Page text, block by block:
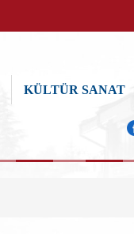
KÜLTÜR SANAT